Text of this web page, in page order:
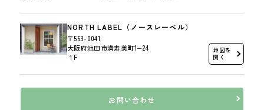
NORTH LABEL（ノースレーベル）
〒563-0041
大阪府池田市満寿美町1−24
１F
地図を
開く
お問い合わせ